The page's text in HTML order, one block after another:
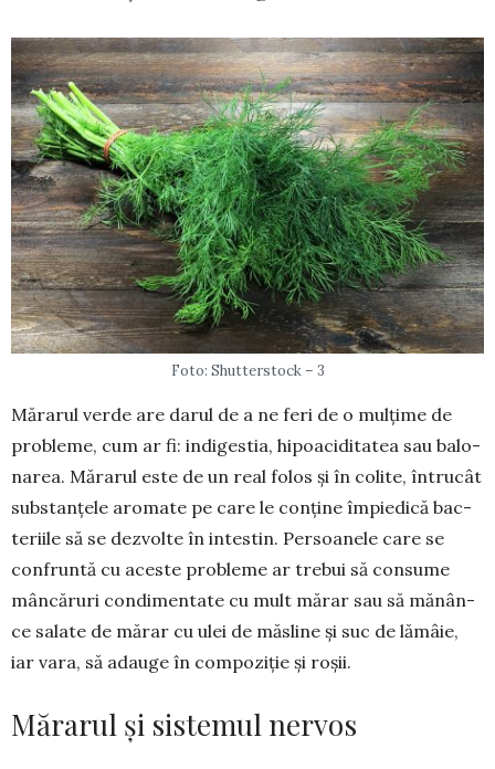
Foto: Shutterstock – 3
Mărarul verde are da­rul de a ne feri de o mul­țime de
probleme, cum ar fi: indigestia, hipoaci­di­tatea sau ba­lo­­
na­rea. Mărarul este de un real folos și în colite, în­tru­cât
sub­stan­țele aromate pe care le con­­ține îm­pie­dică bac­
te­riile să se dezvolte în in­testin. Per­­soanele care se
con­fruntă cu aces­te pro­­ble­­me ar tre­bui să con­sume
mâncăruri con­­di­men­tate cu mult mă­­rar sau să mă­nân­
ce sa­late de mărar cu ulei de măs­line și suc de lă­mâie,
iar vara, să adauge în com­­poziție și roșii.
Mărarul și sistemul nervos